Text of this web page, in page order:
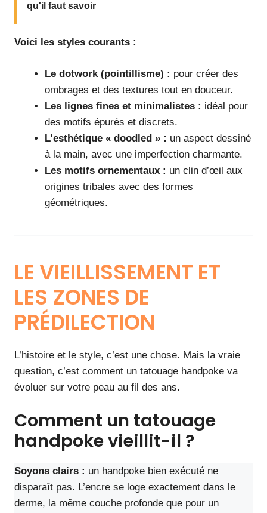
qu'il faut savoir
Voici les styles courants :
Le dotwork (pointillisme) : pour créer des
ombrages et des textures tout en douceur.
Les lignes fines et minimalistes : idéal pour
des motifs épurés et discrets.
L’esthétique « doodled » : un aspect dessiné
à la main, avec une imperfection charmante.
Les motifs ornementaux : un clin d’œil aux
origines tribales avec des formes
géométriques.
LE VIEILLISSEMENT ET
LES ZONES DE
PRÉDILECTION
L’histoire et le style, c’est une chose. Mais la vraie
question, c’est comment un tatouage handpoke va
évoluer sur votre peau au fil des ans.
Comment un tatouage
handpoke vieillit-il ?
Soyons clairs : un handpoke bien exécuté ne
disparaît pas. L’encre se loge exactement dans le
derme, la même couche profonde que pour un